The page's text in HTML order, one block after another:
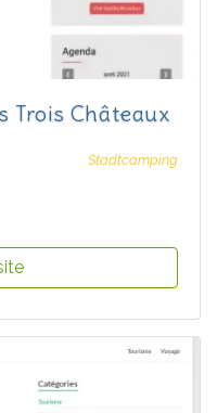
Trois Châteaux
Stadtcamping